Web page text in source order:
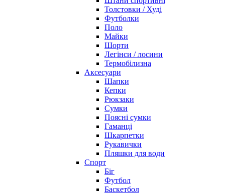
Толстовки / Худі
Футболки
Поло
Майки
Шорти
Легінси / лосини
Термобілизна
Аксесуари
Шапки
Кепки
Рюкзаки
Сумки
Поясні сумки
Гаманці
Шкарпетки
Рукавички
Пляшки для води
Спорт
Біг
Футбол
Баскетбол